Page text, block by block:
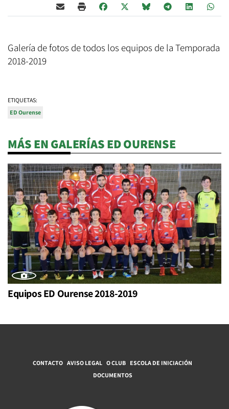
Galería de fotos de todos los equipos de la Temporada
2018-2019
ETIQUETAS:
ED Ourense
MÁS EN GALERÍAS ED OURENSE
Equipos ED Ourense 2018-2019
CONTACTO AVISO LEGAL O CLUB ESCOLA DE INICIACIÓN
DOCUMENTOS